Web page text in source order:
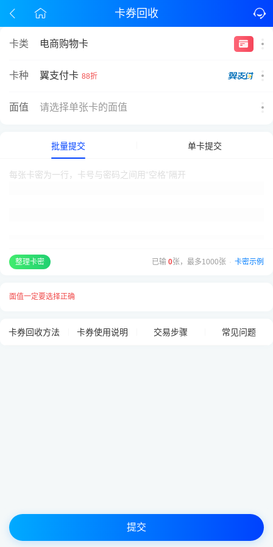
卡券回收
卡类 电商购物卡
卡种 翼支付卡 88折
面值 请选择单张卡的面值
批量提交 单卡提交
整理卡密 已输 0张，最多1000张 · 卡密示例
面值一定要选择正确
卡券回收方法 卡券使用说明 交易步骤 常见问题
提交